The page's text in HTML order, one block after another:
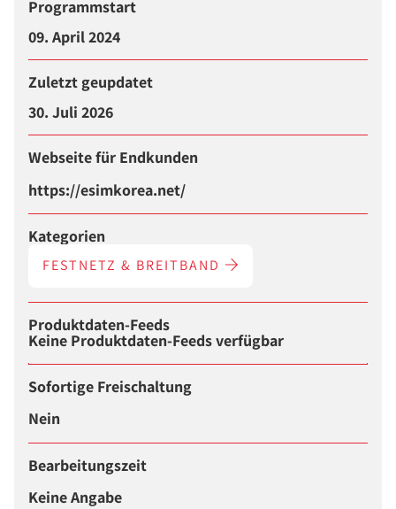
Programmstart
09. April 2024
Zuletzt geupdatet
30. Juli 2026
Webseite für Endkunden
https://esimkorea.net/
Kategorien
FESTNETZ & BREITBAND
Produktdaten-Feeds
Keine Produktdaten-Feeds verfügbar
Sofortige Freischaltung
Nein
Bearbeitungszeit
Keine Angabe